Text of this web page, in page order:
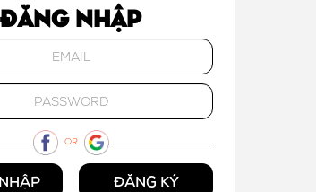
Đăng nhập
OR
ĐĂNG KÝ